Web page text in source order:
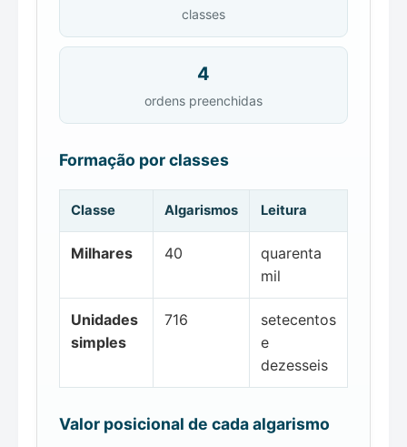
classes
4
ordens preenchidas
Formação por classes
Classe Algarismos Leitura
Milhares 40
quarenta
mil
Unidades
simples
716
setecentos
e
dezesseis
Valor posicional de cada algarismo